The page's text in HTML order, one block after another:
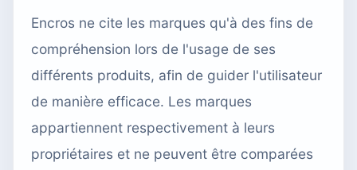
Encros ne cite les marques qu'à des fins de
compréhension lors de l'usage de ses
différents produits, afin de guider l'utilisateur
de manière efficace. Les marques
appartiennent respectivement à leurs
propriétaires et ne peuvent être comparées